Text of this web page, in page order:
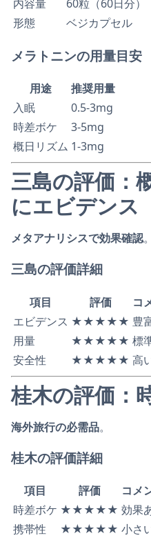
内容量
60粒（60日分）
形態
ベジカプセル
メラトニンの用量目安
用途
推奨用量
入眠
0.5-3mg
時差ボケ
3-5mg
概日リズム 1-3mg
三島の評価：
にエビデンス
メタアナリシスで効果確認。
三島の評価詳細
項目 評価
コ
エビデンス ★★★★★ 豊
用量
★★★★★ 標
安全性
★★★★★ 高
桂木の評価：
海外旅行の必需品。
桂木の評価詳細
項目 評価
コメ
時差ボケ ★★★★★ 効果
携帯性
★★★★★ 小さ